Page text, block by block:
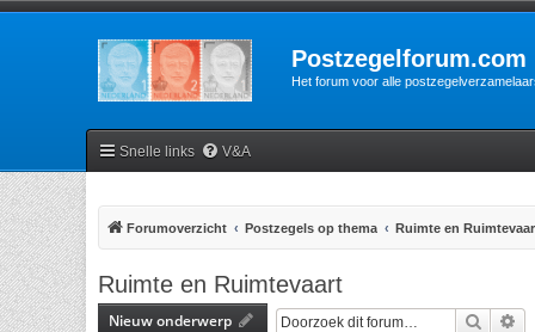
Postzegelforum.com
Het forum voor alle
Snelle links V&A
Forumoverzicht Postzegels op thema Ruimte en
Ruimte en Ruimtevaart
Nieuw onderwerp Zoek